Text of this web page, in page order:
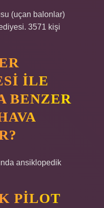
(uçan balonlar)
3571 kişi
ILE
BENZER
ansiklopedik
PILOT